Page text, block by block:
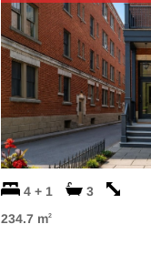
4 + 1
3
234.7 m2